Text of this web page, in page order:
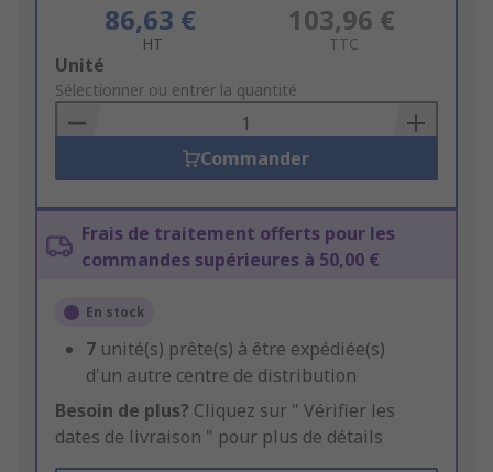
86,63 €
HT
103,96 €
TTC
Add
to
Basket
Unité
Sélectionner ou entrer la quantité
Commander
Frais de traitement offerts pour les
commandes supérieures à 50,00 €
En stock
7 unité(s) prête(s) à être expédiée(s)
d'un autre centre de distribution
Besoin de plus? Cliquez sur " Vérifier les
dates de livraison " pour plus de détails